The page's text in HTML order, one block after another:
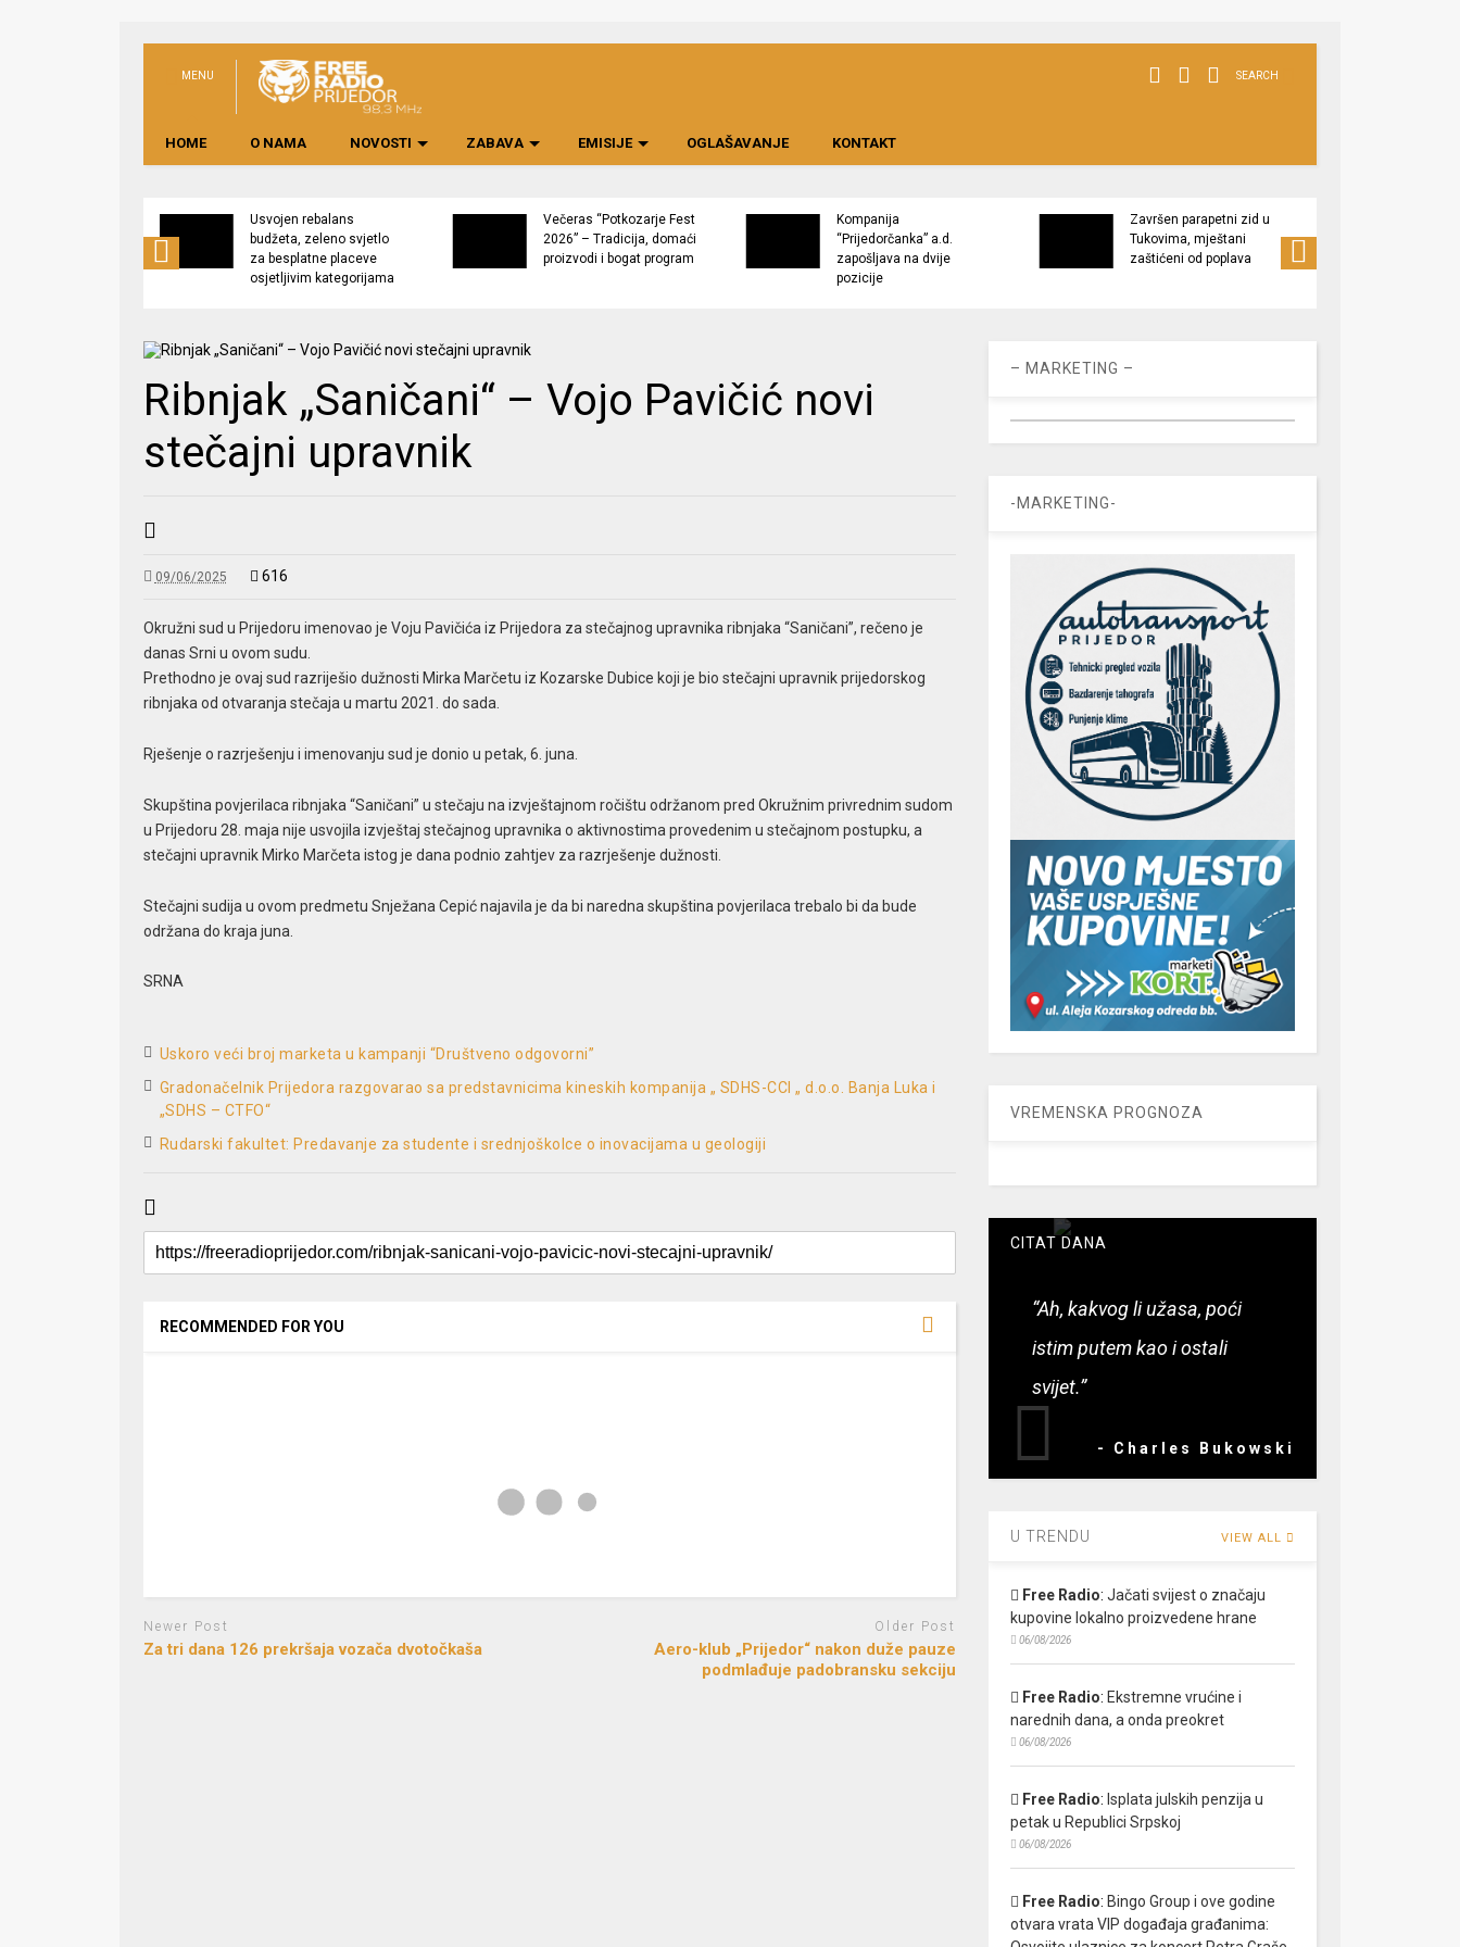
MENU SEARCH
HOME O NAMA NOVOSTI ZABAVA EMISIJE OGLAŠAVANJE KONTAKT
Usvojen rebalans
budžeta, zeleno svjetlo
za besplatne placeve
osjetljivim kategorijama
Večeras “Potkozarje Fest
2026” – Tradicija, domaći
proizvodi i bogat program
Kompanija
“Prijedorčanka” a.d.
zapošljava na dvije
pozicije
Završen parapetni zid u
Tukovima, mještani
zaštićeni od poplava
Ribnjak „Saničani“ – Vojo Pavičić novi
stečajni upravnik
09/06/2025 616
Okružni sud u Prijedoru imenovao je Voju Pavičića iz Prijedora za stečajnog upravnika ribnjaka “Saničani”, rečeno je
danas Srni u ovom sudu.
Prethodno je ovaj sud razriješio dužnosti Mirka Marčetu iz Kozarske Dubice koji je bio stečajni upravnik prijedorskog
ribnjaka od otvaranja stečaja u martu 2021. do sada.
Rješenje o razrješenju i imenovanju sud je donio u petak, 6. juna.
Skupština povjerilaca ribnjaka “Saničani” u stečaju na izvještajnom ročištu održanom pred Okružnim privrednim sudom
u Prijedoru 28. maja nije usvojila izvještaj stečajnog upravnika o aktivnostima provedenim u stečajnom postupku, a
stečajni upravnik Mirko Marčeta istog je dana podnio zahtjev za razrješenje dužnosti.
Stečajni sudija u ovom predmetu Snježana Cepić najavila je da bi naredna skupština povjerilaca trebalo bi da bude
održana do kraja juna.
SRNA
Uskoro veći broj marketa u kampanji “Društveno odgovorni”
Gradonačelnik Prijedora razgovarao sa predstavnicima kineskih kompanija „ SDHS-CCI „ d.o.o. Banja Luka i
„SDHS – CTFO“
Rudarski fakultet: Predavanje za studente i srednjoškolce o inovacijama u geologiji
RECOMMENDED FOR YOU
Newer Post
Za tri dana 126 prekršaja vozača dvotočkaša
Older Post
Aero-klub „Prijedor“ nakon duže pauze
podmlađuje padobransku sekciju
– MARKETING –
-MARKETING-
VREMENSKA PROGNOZA
CITAT DANA
“Ah, kakvog li užasa, poći
istim putem kao i ostali
svijet.”
- Charles Bukowski
U TRENDU VIEW ALL
Free Radio: Jačati svijest o značaju
kupovine lokalno proizvedene hrane
06/08/2026
Free Radio: Ekstremne vrućine i
narednih dana, a onda preokret
06/08/2026
Free Radio: Isplata julskih penzija u
petak u Republici Srpskoj
06/08/2026
Free Radio: Bingo Group i ove godine
otvara vrata VIP događaja građanima: